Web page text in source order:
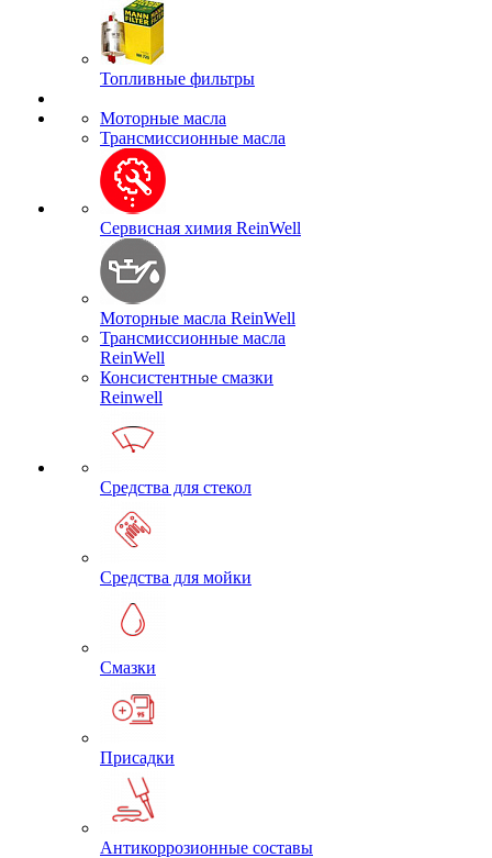
Топливные фильтры
Моторные масла
Трансмиссионные масла
Сервисная химия ReinWell
Моторные масла ReinWell
Трансмиссионные масла
ReinWell
Консистентные смазки
Reinwell
Средства для стекол
Средства для мойки
Смазки
Присадки
Антикоррозионные составы